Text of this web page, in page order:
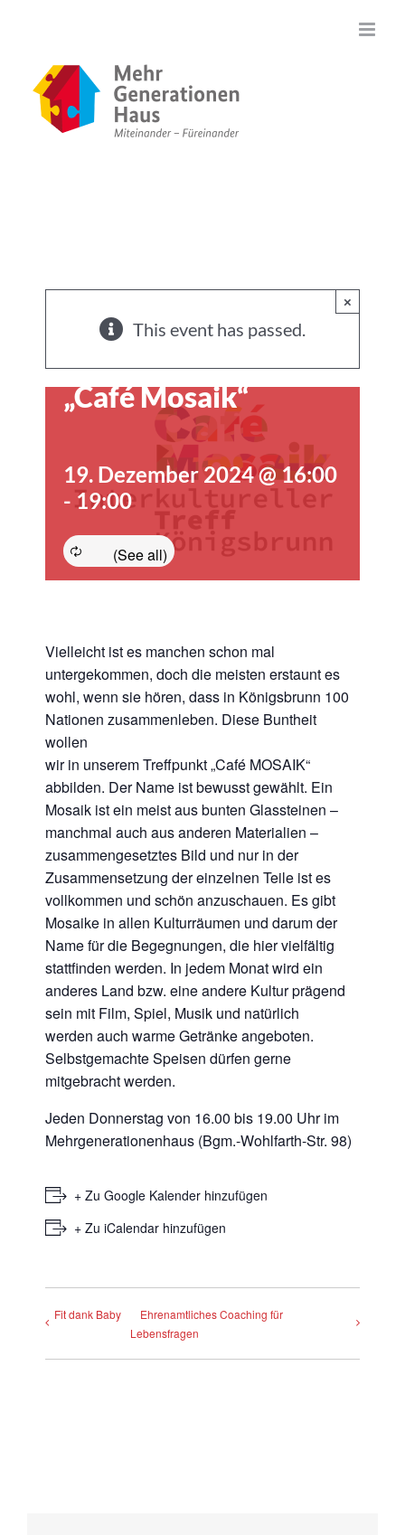
springen
×
This event has passed.
Interkultureller Treff
„Café Mosaik“
19. Dezember 2024 @ 16:00
-19:00
Vielleicht ist es manchen schon mal
untergekommen, doch die meisten erstaunt es
wohl, wenn sie hören, dass in Königsbrunn 100
Nationen zusammenleben. Diese Buntheit
wollen
wir in unserem Treffpunkt „Café MOSAIK“
abbilden. Der Name ist bewusst gewählt. Ein
Mosaik ist ein meist aus bunten Glassteinen –
manchmal auch aus anderen Materialien –
zusammengesetztes Bild und nur in der
Zusammensetzung der einzelnen Teile ist es
vollkommen und schön anzuschauen. Es gibt
Mosaike in allen Kulturräumen und darum der
Name für die Begegnungen, die hier vielfältig
stattfinden werden. In jedem Monat wird ein
anderes Land bzw. eine andere Kultur prägend
sein mit Film, Spiel, Musik und natürlich
werden auch warme Getränke angeboten.
Selbstgemachte Speisen dürfen gerne
mitgebracht werden.
Jeden Donnerstag von 16.00 bis 19.00 Uhr im
Mehrgenerationenhaus (Bgm.-Wohlfarth-Str. 98)
+ Zu Google Kalender hinzufügen
+ Zu iCalendar hinzufügen
Fit dank Baby
Ehrenamtliches Coaching für
Lebensfragen